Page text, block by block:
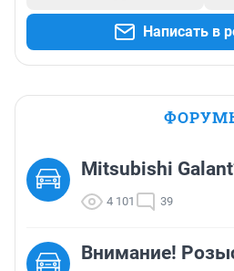
Написать в
Mitsubishi
4 101 39
Внимание!